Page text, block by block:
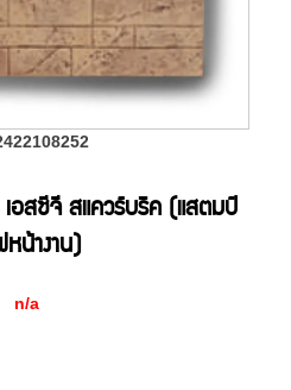
อสซีจี สแควร์บริค (แสตมป์
หน้างาน)
n/a